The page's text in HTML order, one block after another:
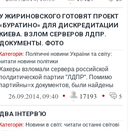
ЖИРИНОВСКОГО ГОТОВЯТ ПРОЕКТ
ДЛЯ ДИСКРЕДИТАЦИИ
КИЕВА. ВЗЛОМ СЕРВЕРОВ ЛДПР.
ДОКУМЕНТЫ. ФОТО
Політичні новини України та світу:
новини політики
взломали сервера российской
партии "ЛДПР". Помимо
документов, были найдены
проекты наработок дистабилизации
26.09.2014, 09:40 • 17193 • 5
ДВА ІНТЕРВ’Ю
Новини в світі: читати останні світові